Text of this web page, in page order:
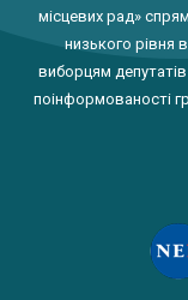
місцевих рад»
низького рівня
виборцям
поінформованості